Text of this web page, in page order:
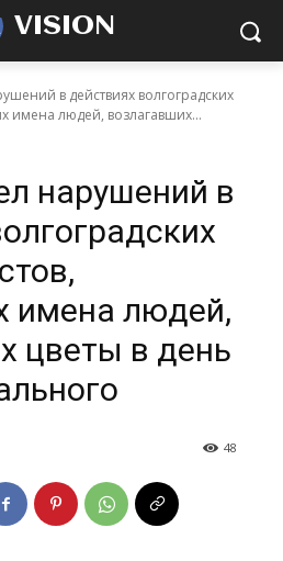
VISION
в действиях волгоградских
имена людей, возлагавших...
нарушений в
имена людей,
цветы в день
48